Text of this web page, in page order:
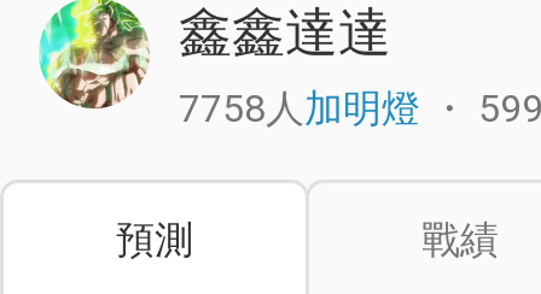
鑫鑫達達
7758人加明燈 ・
預測 戰績